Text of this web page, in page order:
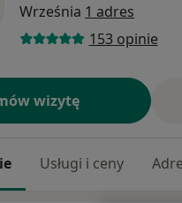
Września 1 adres
153 opinie
wizytę
Usługi i ceny